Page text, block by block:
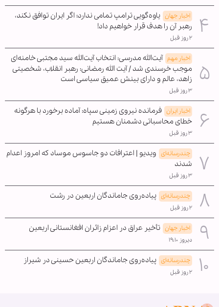
اخبار جهان یاوه‌گویی ترامپ تمامی ندارد؛ اگر ایران توافق نکند،
رهبر آن را هدف قرار خواهیم داد!
۲ روز قبل
اخبار مهم آیت‌الله مدرسی: انتخاب آیت‌الله سید مجتبی خامنه‌ای
موجب خرسندی شد / آیت الله رمضانی: رهبر انقلاب، شخصیتی
زاهد، عالم و دارای بینش عمیق سیاسی است
۳ روز قبل
اخبار ایران فرمانده نیروی زمینی سپاه: آماده برخورد با هرگونه
خطای محاسباتی دشمنان هستیم
۳ روز قبل
چندرسانه‌ای ویدیو | اعترافات دو جاسوس موساد که امروز اعدام
شدند
۳ روز قبل
چندرسانه‌ای پیاده‌روی جاماندگان اربعین در رشت
۲ روز قبل
اخبار جهان تأخیر عراق در اعزام زائران افغانستانی اربعین
دیروز ۱۹:۱۰
چندرسانه‌ای پیاده‌روی جاماندگان اربعین حسینی در شیراز
۲ روز قبل